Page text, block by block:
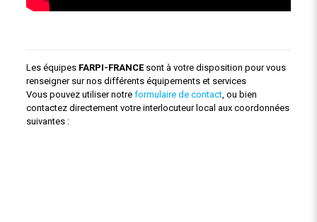
Les équipes FARPI-FRANCEsont à votre disposition pour vous
renseigner sur nos différents équipements et services
Vous pouvez utiliser notre formulaire de contact, ou bien
contactez directement votre interlocuteur local aux coordonnées
suivantes :